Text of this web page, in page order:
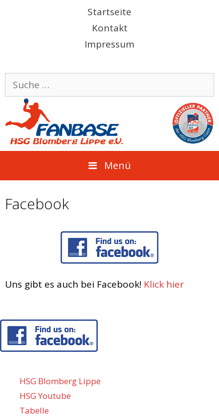
Startseite
Kontakt
Impressum
Suche
nach:
Menü
Facebook
Uns gibt es auch bei Facebook! Klick hier
HSG Blomberg Lippe
HSG Youtube
Tabelle